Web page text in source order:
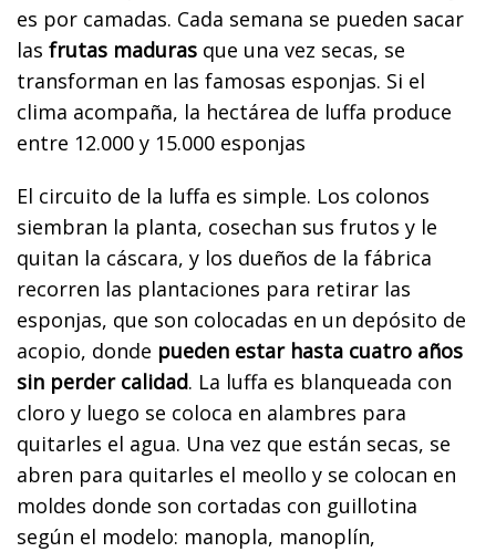
es por camadas. Cada semana se pueden sacar
las frutas maduras que una vez secas, se
transforman en las famosas esponjas. Si el
clima acompaña, la hectárea de luffa produce
entre 12.000 y 15.000 esponjas
El circuito de la luffa es simple. Los colonos
siembran la planta, cosechan sus frutos y le
quitan la cáscara, y los dueños de la fábrica
recorren las plantaciones para retirar las
esponjas, que son colocadas en un depósito de
acopio, donde pueden estar hasta cuatro años
sin perder calidad. La luffa es blanqueada con
cloro y luego se coloca en alambres para
quitarles el agua. Una vez que están secas, se
abren para quitarles el meollo y se colocan en
moldes donde son cortadas con guillotina
según el modelo: manopla, manoplín,